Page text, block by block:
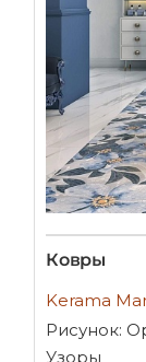
Ковры
Kerama
Рисунок:
Узоры